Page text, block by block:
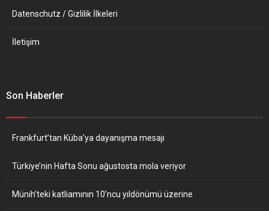
Datenschutz / Gizlilik İlkeleri
İletişim
Son Haberler
Frankfurt’tan Küba’ya dayanışma mesajı
Türkiye’nin Hafta Sonu ağustosta mola veriyor
Münih’teki katliamının 10’ncu yıldönümü üzerine